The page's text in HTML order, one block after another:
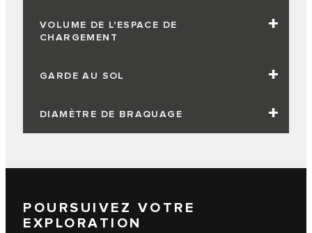
VOLUME DE L'ESPACE DE
CHARGEMENT
GARDE AU SOL
DIAMÈTRE DE BRAQUAGE
POURSUIVEZ VOTRE
EXPLORATION